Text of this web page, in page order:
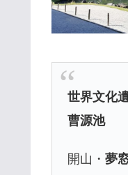
世界文化
曹源池
開山・ 夢